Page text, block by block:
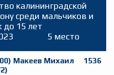
калининградской
среди мальчиков и
до 15 лет
5 место
) Макеев Михаил
)
1536